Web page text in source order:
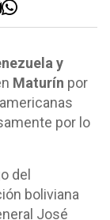
y
Maturín por
por lo
del
boliviana
José